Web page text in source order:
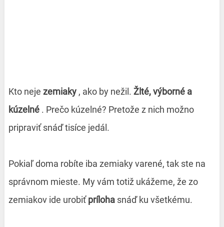
Kto neje zemiaky, ako by nežil. Žlté, výborné a
kúzelné. Prečo kúzelné? Pretože z nich možno
pripraviť snáď tisíce jedál.
Pokiaľ doma robíte iba zemiaky varené, tak ste na
správnom mieste. My vám totiž ukážeme, že zo
zemiakov ide urobiťprílohasnáď ku všetkému.